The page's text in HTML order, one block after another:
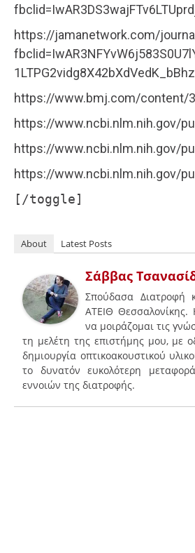
https://jamanetwork.com/
https://www.bmj.com/content/
https://www.ncbi.nlm.nih.gov/
https://www.ncbi.nlm.nih.gov/
https://www.ncbi.nlm.nih.gov/
[/toggle]
About Latest Posts
Σάββας
Σπούδασα Διατροφή
ΑΤΕΙΘ
να μοιράζομαι τις
τη μελέτη της επιστήμης μου, με
δημιουργία οπτικοακουστικού
το δυνατόν ευκολότερη
εννοιών της διατροφής.